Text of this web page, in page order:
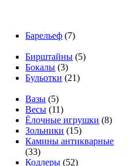
Барельеф (7)
Бирштайны (5)
Бокалы (3)
Бульотки (21)
Вазы (5)
Весы (11)
Ёлочные игрушки (8)
Зольники (15)
Камины антикварные
(33)
Кодлеры (52)